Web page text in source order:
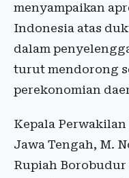
menyampaikan
Indonesia atas
dalam
turut mendorong
perekonomian
Kepala
Jawa Tengah, M.
Rupiah Borobudur